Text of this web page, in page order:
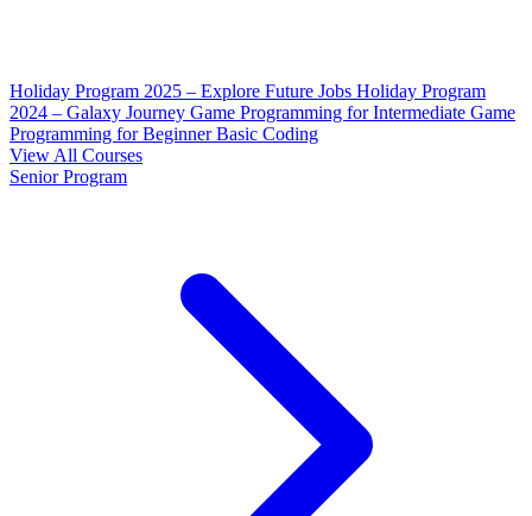
Holiday Program 2025 – Explore Future Jobs Holiday Program
2024 – Galaxy Journey Game Programming for Intermediate Game
Programming for Beginner Basic Coding
View All Courses
Senior Program